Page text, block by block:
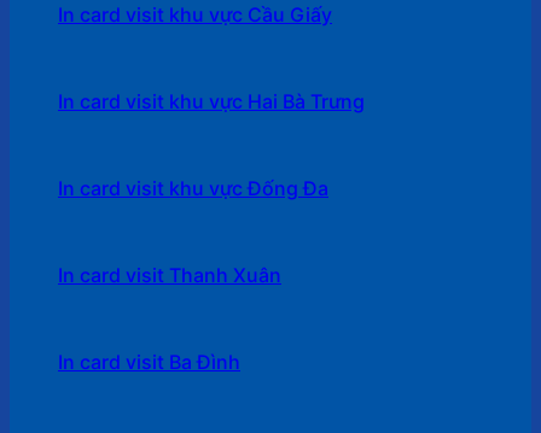
In card visit khu vực Cầu Giấy
In card visit khu vực Hai Bà Trưng
In card visit khu vực Đống Đa
In card visit Thanh Xuân
In card visit Ba Đình